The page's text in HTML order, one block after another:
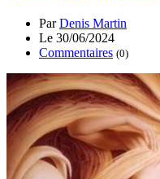
ParDenis Martin
Le 30/06/2024
Commentaires (0)